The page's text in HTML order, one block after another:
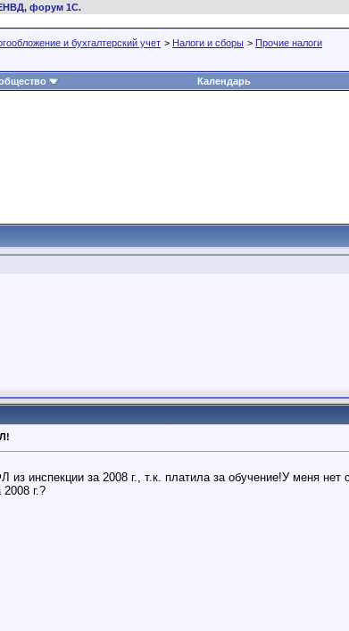
форум 1С.
и бухгалтерский учет > Налоги и сборы > Прочие налоги
Календарь
инспекции за 2008 г., т.к. платила за обучение!У меня
г.?